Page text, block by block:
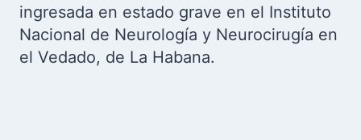
ingresada en estado grave en el Instituto
Nacional de Neurología y Neurocirugía en
el Vedado, de La Habana.